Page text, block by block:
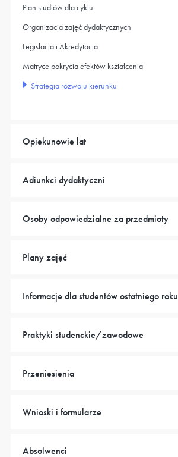
Plan studiów dla cyklu
Organizacja zajęć dydaktycznych
Legislacja i Akredytacja
Matryce pokrycia efektów kształcenia
Strategia rozwoju kierunku
Opiekunowie lat
Adiunkci dydaktyczni
Osoby odpowiedzialne za przedmioty
Plany zajęć
Informacje dla studentów ostatniego roku
Praktyki studenckie/zawodowe
Przeniesienia
Wnioski i formularze
Absolwenci